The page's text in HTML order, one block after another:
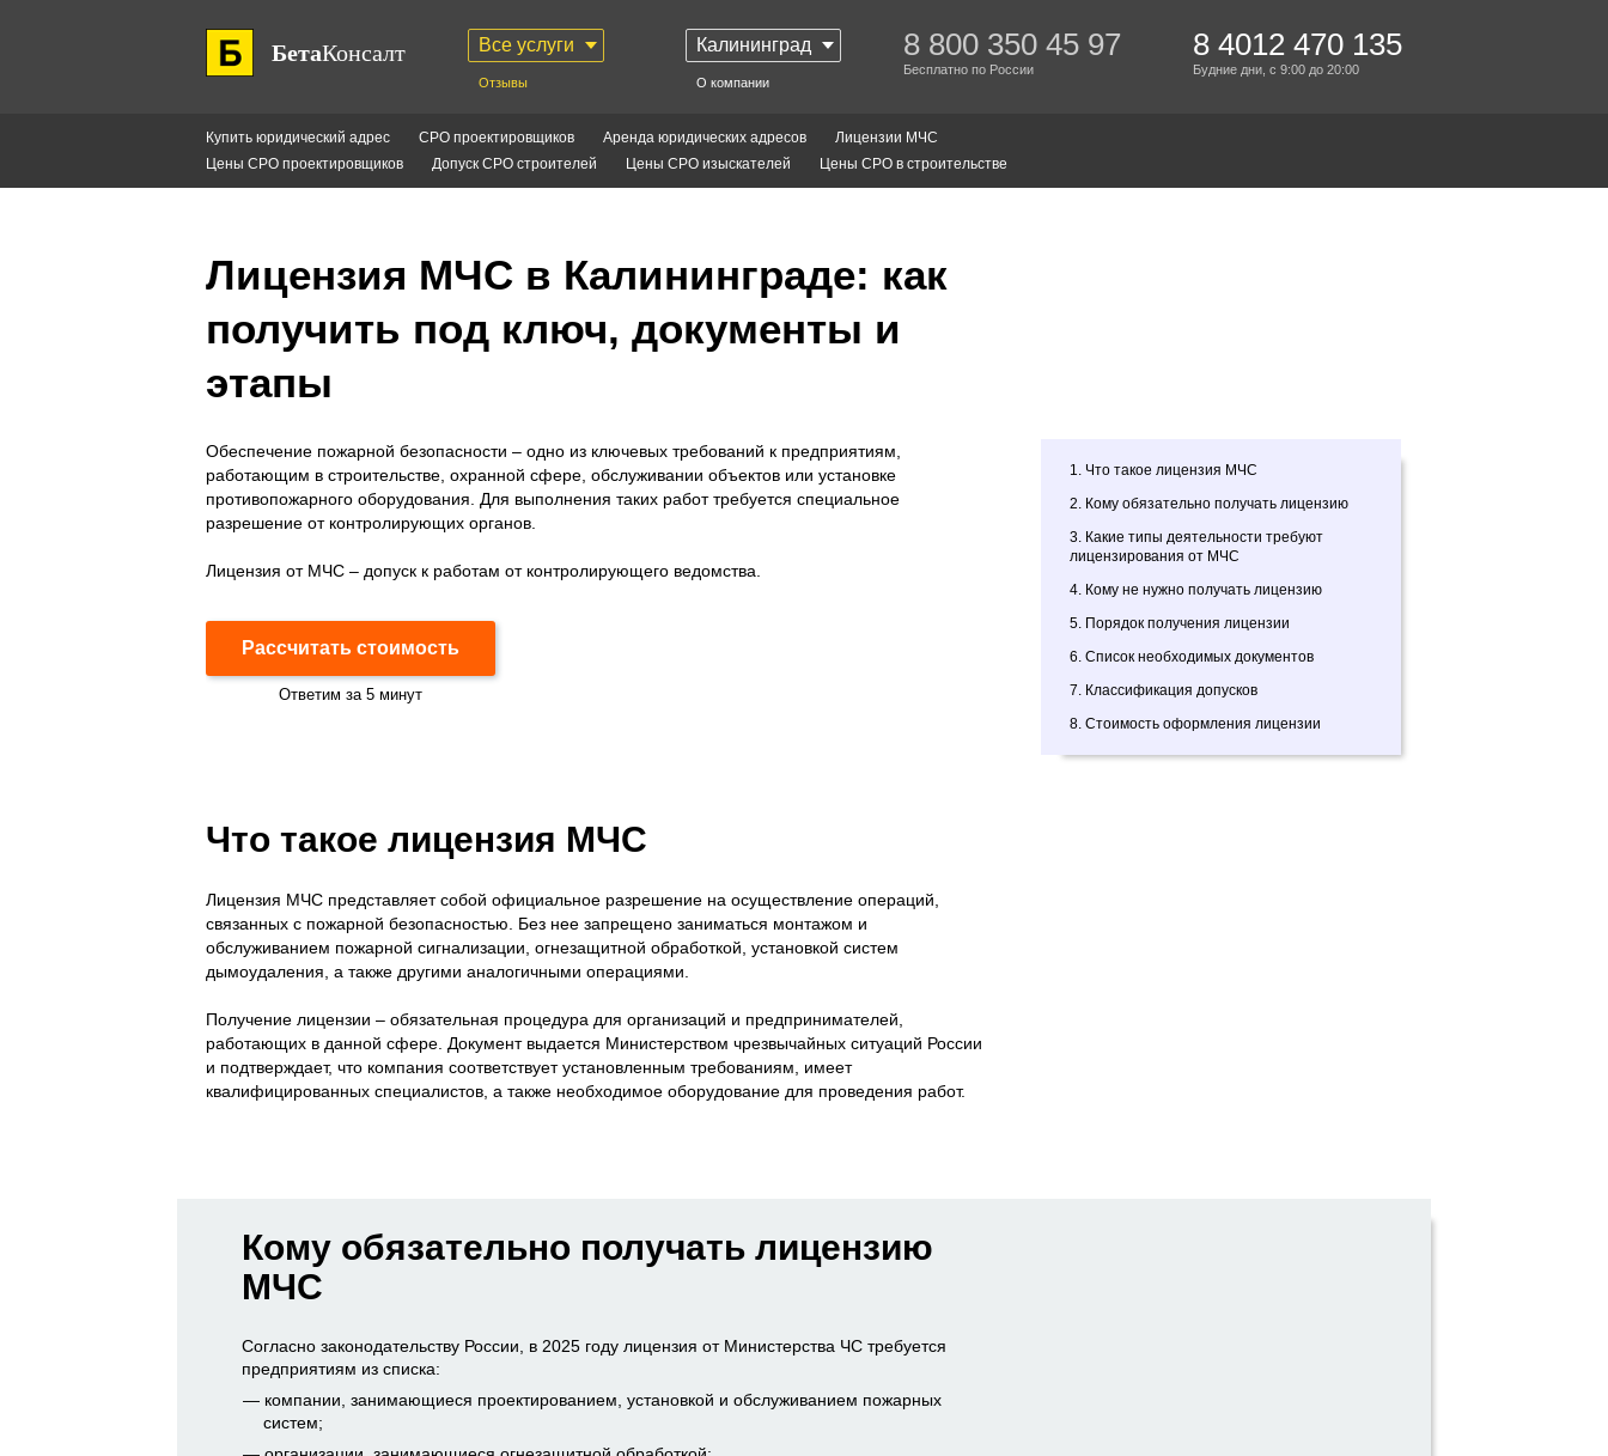
БетаКонсалт Все услуги
Отзывы
Калининград
О компании
8 800 350 45 97
Бесплатно по России
8 4012 470 135
Будние дни, с 9:00 до 20:00
Купить юридический адрес СРО проектировщиков Аренда юридических адресов
Лицензии МЧС
Цены СРО проектировщиков
Допуск СРО строителей Цены СРО изыскателей Цены СРО в строительстве
Лицензия МЧС в Калининграде: как
получить под ключ, документы и
этапы
Обеспечение пожарной безопасности – одно из ключевых требований к предприятиям,
работающим в строительстве, охранной сфере, обслуживании объектов или установке
противопожарного оборудования. Для выполнения таких работ требуется специальное
разрешение от контролирующих органов.
Лицензия от МЧС – допуск к работам от контролирующего ведомства.
Рассчитать стоимость
Ответим за 5 минут
1. Что такое лицензия МЧС
2. Кому обязательно получать лицензию
3. Какие типы деятельности требуют
лицензирования от МЧС
4. Кому не нужно получать лицензию
5. Порядок получения лицензии
6. Список необходимых документов
7. Классификация допусков
8. Стоимость оформления лицензии
Что такое лицензия МЧС
Лицензия МЧС представляет собой официальное разрешение на осуществление операций,
связанных с пожарной безопасностью. Без нее запрещено заниматься монтажом и
обслуживанием пожарной сигнализации, огнезащитной обработкой, установкой систем
дымоудаления, а также другими аналогичными операциями.
Получение лицензии – обязательная процедура для организаций и предпринимателей,
работающих в данной сфере. Документ выдается Министерством чрезвычайных ситуаций России
и подтверждает, что компания соответствует установленным требованиям, имеет
квалифицированных специалистов, а также необходимое оборудование для проведения работ.
Кому обязательно получать лицензию
МЧС
Согласно законодательству России, в 2025 году лицензия от Министерства ЧС требуется
предприятиям из списка:
компании, занимающиеся проектированием, установкой и обслуживанием пожарных
систем;